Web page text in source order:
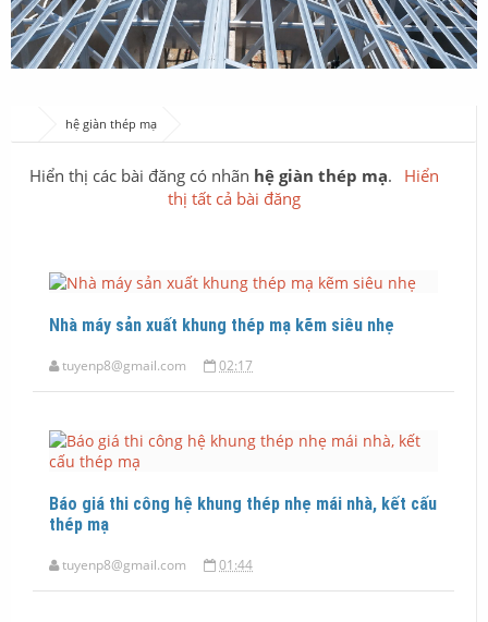
hệ giàn thép mạ
Hiển thị các bài đăng có nhãn hệ giàn thép mạ.
Hiển
thị tất cả bài đăng
Nhà máy sản xuất khung thép mạ kẽm siêu nhẹ
tuyenp8@gmail.com 02:17
Báo giá thi công hệ khung thép nhẹ mái nhà, kết cấu
thép mạ
tuyenp8@gmail.com 01:44